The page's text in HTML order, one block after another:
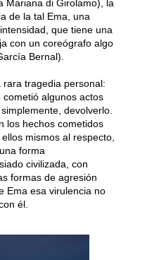
Mariana di Girolamo), la
de la tal Ema, una
que tiene una
con un coreógrafo algo
Bernal).
tragedia personal:
algunos actos
devolverlo.
los hechos cometidos
mismos al respecto,
forma
civilizada, con
formas de agresión
Ema esa virulencia no
él.